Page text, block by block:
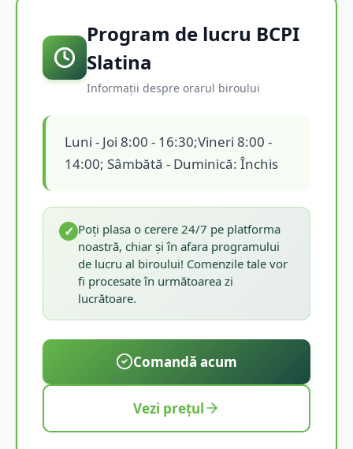
Program de lucru BCPI
Slatina
Informații despre orarul biroului
Luni - Joi 8:00 - 16:30;Vineri 8:00 -
14:00; Sâmbătă - Duminică: Închis
✓ Poți plasa o cerere 24/7 pe platforma
noastră, chiar și în afara programului
de lucru al biroului! Comenzile tale vor
fi procesate în următoarea zi
lucrătoare.
Comandă acum
Vezi prețul